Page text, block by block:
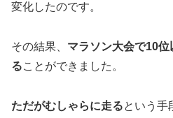
変化したのです。
その結果、 マラソン大会で10
ることができました。
ただがむしゃらに走るという手